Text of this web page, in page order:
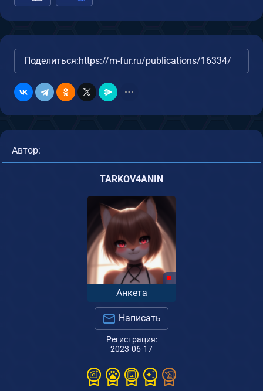
Поделиться:https://m-fur.ru/publications/16334/
Автор:
TARKOV4ANIN
Анкета
Написать
Регистрация:
2023-06-17